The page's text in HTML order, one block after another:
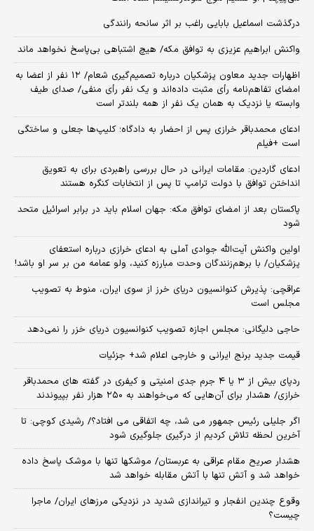
درگذشت اسماعیل بابایی راغب بر اثر سانحه رانندگی
واکنش ابراهیم عزیزی به توافق مکه/ هیچ اشتباهی بی‌پاسخ نخواهد ماند
اظهارات جدید معاون پزشکیان درباره تصمیم‌گیری شعام/ ۱۲ نفر از اعضا به
امضای تفاهم‌نامه رأی مثبت داده‌اند و یک نفر رأی منفی/ صدای طیف
وابسته یا نزدیک به همان یک نفر از همه بلندتر است
ادعای محمدباقر خرازی پس از احضار به دادگاه؛ کلیپ‌ها جعلی و ساختگی
است +فیلم
ادعای گاردین: مقامات ایرانی در حال بررسی راهبردی برای به تعویق
انداختن توافق با دولت ترامپ تا پس از انتخابات کنگره هستند
پاکستان بعد از امضای توافق مکه: جهان اسلام باید در برابر اسرائیل متحد
شود
اولین واکنش آیت‌الله جوادی آملی به ادعای خرازی درباره استعفای
پزشکیان/ با برهم‌زنندگان وحدت مبارزه کنید، ولو عمامه من بر سر او باشد!
عراقچی: پذیرش کنوانسیون دریای خرز از سوی ایران، منوط به تصویب
مجلس است
حاجی دلیگانی: مجلس اجازه تصویب کنوانسیون دریای خزر را نمی‌دهد
قیمت جدید برنج ایرانی و خارجی اعلام شد+ جزئیات
ردپای بیش از ۳ یا ۴ جرم جدی امنیتی و کیفری در گفته های محمدباقر
خرازی/ هشدار برای آن‌هایی که می‌خواهند به ۲۵۰ هزار نفر بپیوندند
اگر جلیلی رئیس جمهور می شد، چه اتفاقی می افتاد؟/ رشیدی کوچی: تا
آخرین لحظه تلاش کردیم از درگیری جلوگیری شود
هشدار صریح مقام عراقی به عربستان/ موشکها تنها با موشک پاسخ داده
خواهد شد و آتش تنها با آتش مقابله خواهد شد
وقوع چندین انفجار و تیراندازی شدید در نزدیکی مرز‌های ایران/ ماجرا
چیست؟